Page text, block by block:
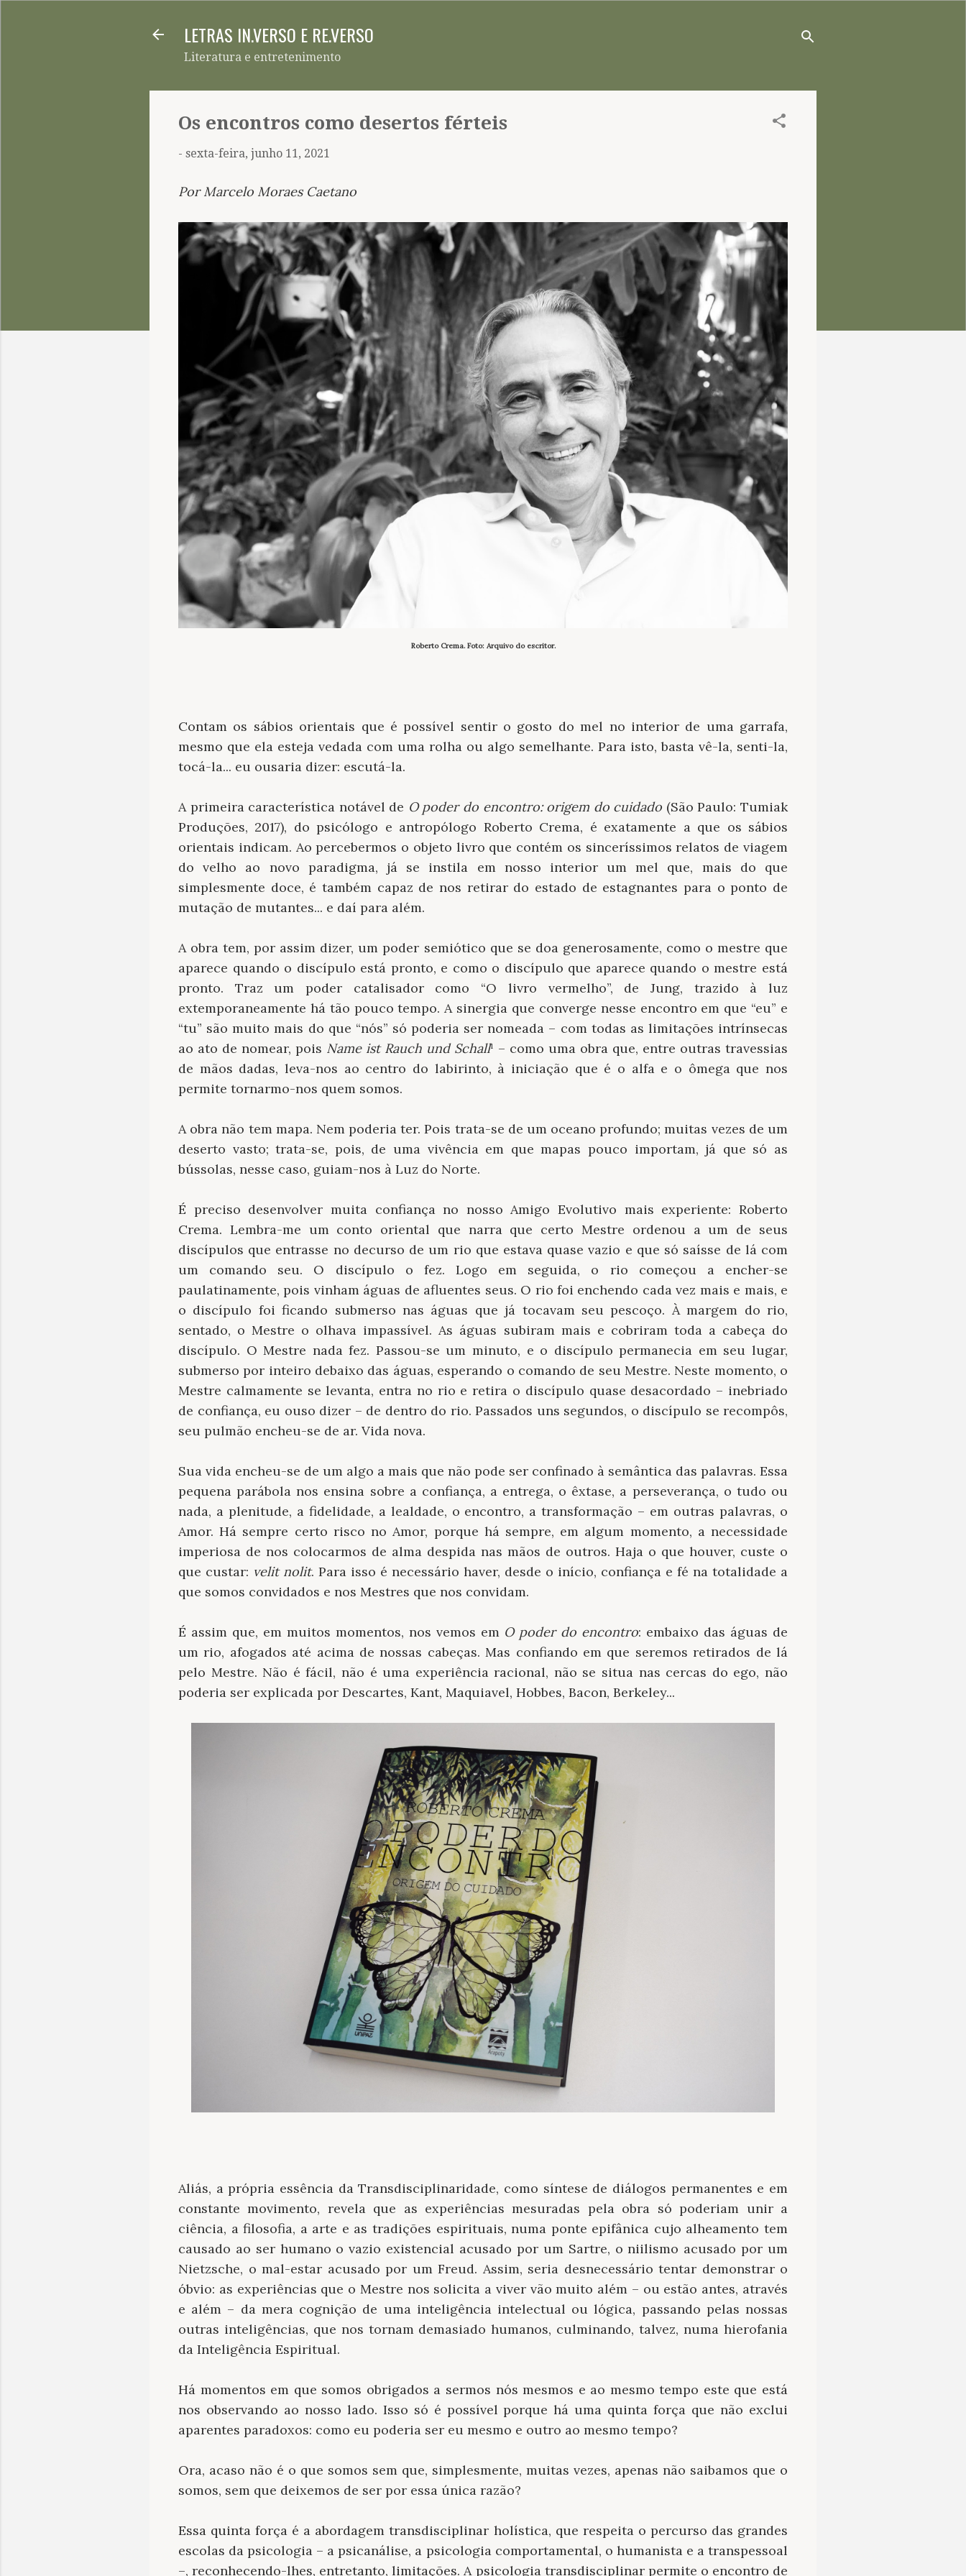
LETRAS IN.VERSO E RE.VERSO
Literatura e entretenimento
Os encontros como desertos férteis
- sexta-feira, junho 11, 2021
Por Marcelo Moraes Caetano
Roberto Crema. Foto: Arquivo do escritor.
Contam os sábios orientais que é possível sentir o gosto do mel no interior de uma garrafa,
mesmo que ela esteja vedada com uma rolha ou algo semelhante. Para isto, basta vê-la, senti-la,
tocá-la... eu ousaria dizer: escutá-la.
A primeira característica notável de O poder do encontro: origem do cuidado (São Paulo: Tumiak
Produções, 2017), do psicólogo e antropólogo Roberto Crema, é exatamente a que os sábios
orientais indicam. Ao percebermos o objeto livro que contém os sinceríssimos relatos de viagem
do velho ao novo paradigma, já se instila em nosso interior um mel que, mais do que
simplesmente doce, é também capaz de nos retirar do estado de estagnantes para o ponto de
mutação de mutantes... e daí para além.
A obra tem, por assim dizer, um poder semiótico que se doa generosamente, como o mestre que
aparece quando o discípulo está pronto, e como o discípulo que aparece quando o mestre está
pronto. Traz um poder catalisador como “O livro vermelho”, de Jung, trazido à luz
extemporaneamente há tão pouco tempo. A sinergia que converge nesse encontro em que “eu” e
“tu” são muito mais do que “nós” só poderia ser nomeada – com todas as limitações intrínsecas
ao ato de nomear, pois Name ist Rauch und Schall¹ – como uma obra que, entre outras travessias
de mãos dadas, leva-nos ao centro do labirinto, à iniciação que é o alfa e o ômega que nos
permite tornarmo-nos quem somos.
A obra não tem mapa. Nem poderia ter. Pois trata-se de um oceano profundo; muitas vezes de um
deserto vasto; trata-se, pois, de uma vivência em que mapas pouco importam, já que só as
bússolas, nesse caso, guiam-nos à Luz do Norte.
É preciso desenvolver muita confiança no nosso Amigo Evolutivo mais experiente: Roberto
Crema. Lembra-me um conto oriental que narra que certo Mestre ordenou a um de seus
discípulos que entrasse no decurso de um rio que estava quase vazio e que só saísse de lá com
um comando seu. O discípulo o fez. Logo em seguida, o rio começou a encher-se
paulatinamente, pois vinham águas de afluentes seus. O rio foi enchendo cada vez mais e mais, e
o discípulo foi ficando submerso nas águas que já tocavam seu pescoço. À margem do rio,
sentado, o Mestre o olhava impassível. As águas subiram mais e cobriram toda a cabeça do
discípulo. O Mestre nada fez. Passou-se um minuto, e o discípulo permanecia em seu lugar,
submerso por inteiro debaixo das águas, esperando o comando de seu Mestre. Neste momento, o
Mestre calmamente se levanta, entra no rio e retira o discípulo quase desacordado – inebriado
de confiança, eu ouso dizer – de dentro do rio. Passados uns segundos, o discípulo se recompôs,
seu pulmão encheu-se de ar. Vida nova.
Sua vida encheu-se de um algo a mais que não pode ser confinado à semântica das palavras. Essa
pequena parábola nos ensina sobre a confiança, a entrega, o êxtase, a perseverança, o tudo ou
nada, a plenitude, a fidelidade, a lealdade, o encontro, a transformação – em outras palavras, o
Amor. Há sempre certo risco no Amor, porque há sempre, em algum momento, a necessidade
imperiosa de nos colocarmos de alma despida nas mãos de outros. Haja o que houver, custe o
que custar: velit nolit. Para isso é necessário haver, desde o início, confiança e fé na totalidade a
que somos convidados e nos Mestres que nos convidam.
É assim que, em muitos momentos, nos vemos em O poder do encontro: embaixo das águas de
um rio, afogados até acima de nossas cabeças. Mas confiando em que seremos retirados de lá
pelo Mestre. Não é fácil, não é uma experiência racional, não se situa nas cercas do ego, não
poderia ser explicada por Descartes, Kant, Maquiavel, Hobbes, Bacon, Berkeley...
Aliás, a própria essência da Transdisciplinaridade, como síntese de diálogos permanentes e em
constante movimento, revela que as experiências mesuradas pela obra só poderiam unir a
ciência, a filosofia, a arte e as tradições espirituais, numa ponte epifânica cujo alheamento tem
causado ao ser humano o vazio existencial acusado por um Sartre, o niilismo acusado por um
Nietzsche, o mal-estar acusado por um Freud. Assim, seria desnecessário tentar demonstrar o
óbvio: as experiências que o Mestre nos solicita a viver vão muito além – ou estão antes, através
e além – da mera cognição de uma inteligência intelectual ou lógica, passando pelas nossas
outras inteligências, que nos tornam demasiado humanos, culminando, talvez, numa hierofania
da Inteligência Espiritual.
Há momentos em que somos obrigados a sermos nós mesmos e ao mesmo tempo este que está
nos observando ao nosso lado. Isso só é possível porque há uma quinta força que não exclui
aparentes paradoxos: como eu poderia ser eu mesmo e outro ao mesmo tempo?
Ora, acaso não é o que somos sem que, simplesmente, muitas vezes, apenas não saibamos que o
somos, sem que deixemos de ser por essa única razão?
Essa quinta força é a abordagem transdisciplinar holística, que respeita o percurso das grandes
escolas da psicologia – a psicanálise, a psicologia comportamental, o humanista e a transpessoal
–, reconhecendo-lhes, entretanto, limitações. A psicologia transdisciplinar permite o encontro de